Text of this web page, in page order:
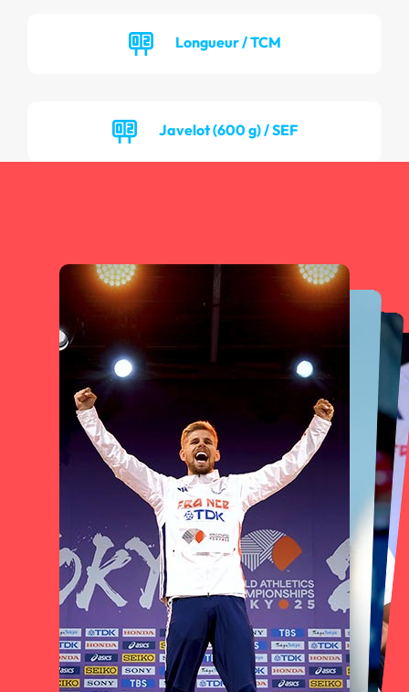
Longueur / TCM
Javelot (600 g) / SEF